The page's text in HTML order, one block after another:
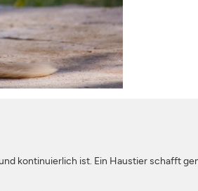
kontinuierlich ist. Ein Haustier schafft